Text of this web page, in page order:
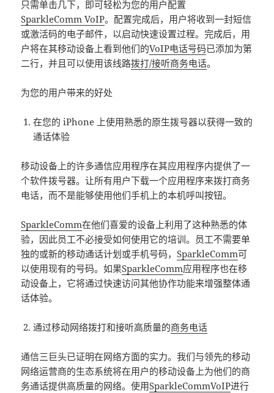
只需单击几下，即可轻松为您的用户配置
SparkleComm VoIP。配置完成后，用户将收到一封短信
或激活码的电子邮件，以启动快速设置过程。完成后，用
户将在其移动设备上看到他们的VoIP电话号码已添加为第
二行，并且可以使用该线路拨打/接听商务电话。
为您的用户带来的好处
在您的 iPhone 上使用熟悉的原生拨号器以获得一致的
通话体验
移动设备上的许多通信应用程序在其应用程序内提供了一
个软件拨号器。让所有用户下载一个应用程序来拨打商务
电话，而不是能够使用他们手机上的本机呼叫按钮。
SparkleComm在他们喜爱的设备上利用了这种熟悉的体
验，因此员工不必接受如何使用它的培训。员工不需要单
独的或新的移动通话计划或手机号码，SparkleComm可
以使用现有的号码。如果SparkleComm应用程序也在移
动设备上，它将通过快速访问其他协作功能来增强整体通
话体验。
通过移动网络拨打和接听高质量的商务电话
通信三巨头已证明在网络方面的实力。我们与领先的移动
网络运营商的生态系统将在用户的移动设备上为他们的商
务通话提供高质量的网络。使用SparkleCommVoIP进行